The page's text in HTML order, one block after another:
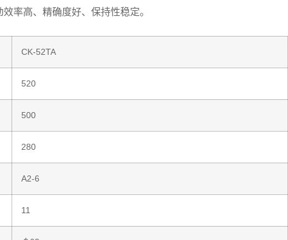
率高、精确度好、保持性稳定。
CK-52TA
520
500
280
A2-6
11